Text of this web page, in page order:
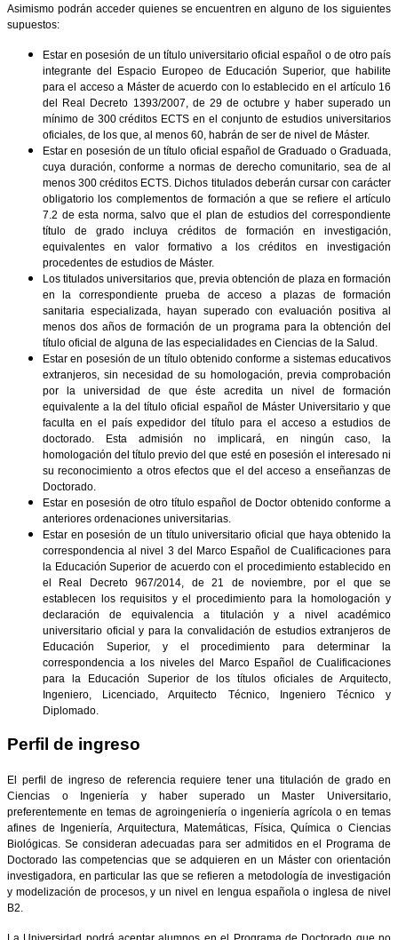
Asimismo podrán acceder quienes se encuentren en alguno de los siguientes
supuestos:
Estar en posesión de un título universitario oficial español o de otro país
integrante del Espacio Europeo de Educación Superior, que habilite
para el acceso a Máster de acuerdo con lo establecido en el artículo 16
del Real Decreto 1393/2007, de 29 de octubre y haber superado un
mínimo de 300 créditos ECTS en el conjunto de estudios universitarios
oficiales, de los que, al menos 60, habrán de ser de nivel de Máster.
Estar en posesión de un título oficial español de Graduado o Graduada,
cuya duración, conforme a normas de derecho comunitario, sea de al
menos 300 créditos ECTS. Dichos titulados deberán cursar con carácter
obligatorio los complementos de formación a que se refiere el artículo
7.2 de esta norma, salvo que el plan de estudios del correspondiente
título de grado incluya créditos de formación en investigación,
equivalentes en valor formativo a los créditos en investigación
procedentes de estudios de Máster.
Los titulados universitarios que, previa obtención de plaza en formación
en la correspondiente prueba de acceso a plazas de formación
sanitaria especializada, hayan superado con evaluación positiva al
menos dos años de formación de un programa para la obtención del
título oficial de alguna de las especialidades en Ciencias de la Salud.
Estar en posesión de un título obtenido conforme a sistemas educativos
extranjeros, sin necesidad de su homologación, previa comprobación
por la universidad de que éste acredita un nivel de formación
equivalente a la del título oficial español de Máster Universitario y que
faculta en el país expedidor del título para el acceso a estudios de
doctorado. Esta admisión no implicará, en ningún caso, la
homologación del título previo del que esté en posesión el interesado ni
su reconocimiento a otros efectos que el del acceso a enseñanzas de
Doctorado.
Estar en posesión de otro título español de Doctor obtenido conforme a
anteriores ordenaciones universitarias.
Estar en posesión de un título universitario oficial que haya obtenido la
correspondencia al nivel 3 del Marco Español de Cualificaciones para
la Educación Superior de acuerdo con el procedimiento establecido en
el Real Decreto 967/2014, de 21 de noviembre, por el que se
establecen los requisitos y el procedimiento para la homologación y
declaración de equivalencia a titulación y a nivel académico
universitario oficial y para la convalidación de estudios extranjeros de
Educación Superior, y el procedimiento para determinar la
correspondencia a los niveles del Marco Español de Cualificaciones
para la Educación Superior de los títulos oficiales de Arquitecto,
Ingeniero, Licenciado, Arquitecto Técnico, Ingeniero Técnico y
Diplomado.
Perfil de ingreso
El perfil de ingreso de referencia requiere tener una titulación de grado en
Ciencias o Ingeniería y haber superado un Master Universitario,
preferentemente en temas de agroingeniería o ingeniería agrícola o en temas
afines de Ingeniería, Arquitectura, Matemáticas, Física, Química o Ciencias
Biológicas. Se consideran adecuadas para ser admitidos en el Programa de
Doctorado las competencias que se adquieren en un Máster con orientación
investigadora, en particular las que se refieren a metodología de investigación
y modelización de procesos, y un nivel en lengua española o inglesa de nivel
B2.